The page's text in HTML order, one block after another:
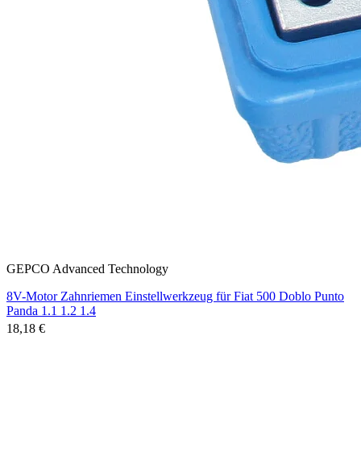
GEPCO Advanced Technology
8V-Motor Zahnriemen Einstellwerkzeug für Fiat 500 Doblo Punto
Panda 1.1 1.2 1.4
18,18 €